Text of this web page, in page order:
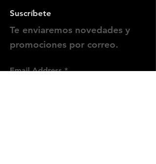
Suscríbete
Te enviaremos novedades y
promociones por correo.
Email Address